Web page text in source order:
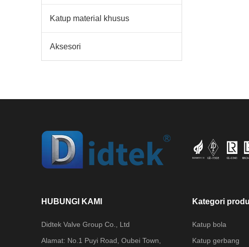
Katup material khusus
Aksesori
HUBUNGI KAMI
Didtek Valve Group Co., Ltd
Alamat: No.1 Puyi Road, Oubei Town,
Kategori
Katup bola
Katup gerbang